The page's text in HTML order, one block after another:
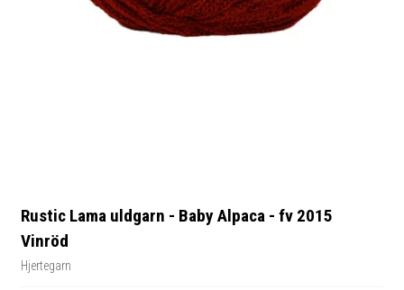
Rustic Lama uldgarn - Baby Alpaca - fv 2015
Vinröd
Hjertegarn